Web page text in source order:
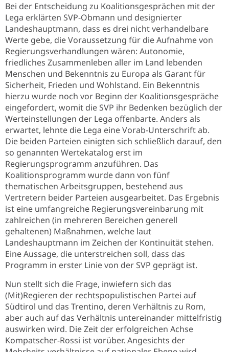
Bei der Entscheidung zu Koalitionsgesprächen mit der
Lega erklärten SVP-Obmann und designierter
Landeshauptmann, dass es drei nicht verhandelbare
Werte gebe, die Voraussetzung für die Aufnahme von
Regierungsverhandlungen wären: Autonomie,
friedliches Zusammenleben aller im Land lebenden
Menschen und Bekenntnis zu Europa als Garant für
Sicherheit, Frieden und Wohlstand. Ein Bekenntnis
hierzu wurde noch vor Beginn der Koalitionsgespräche
eingefordert, womit die SVP ihr Bedenken bezüglich der
Werteinstellungen der Lega offenbarte. Anders als
erwartet, lehnte die Lega eine Vorab-Unterschrift ab.
Die beiden Parteien einigten sich schließlich darauf, den
so genannten Wertekatalog erst im
Regierungsprogramm anzuführen. Das
Koalitionsprogramm wurde dann von fünf
thematischen Arbeitsgruppen, bestehend aus
Vertretern beider Parteien ausgearbeitet. Das Ergebnis
ist eine umfangreiche Regierungsvereinbarung mit
zahlreichen (in mehreren Bereichen generell
gehaltenen) Maßnahmen, welche laut
Landeshauptmann im Zeichen der Kontinuität stehen.
Eine Aussage, die unterstreichen soll, dass das
Programm in erster Linie von der SVP geprägt ist.
Nun stellt sich die Frage, inwiefern sich das
(Mit)Regieren der rechtspopulistischen Partei auf
Südtirol und das Trentino, deren Verhältnis zu Rom,
aber auch auf das Verhältnis untereinander mittelfristig
auswirken wird. Die Zeit der erfolgreichen Achse
Kompatscher-Rossi ist vorüber. Angesichts der